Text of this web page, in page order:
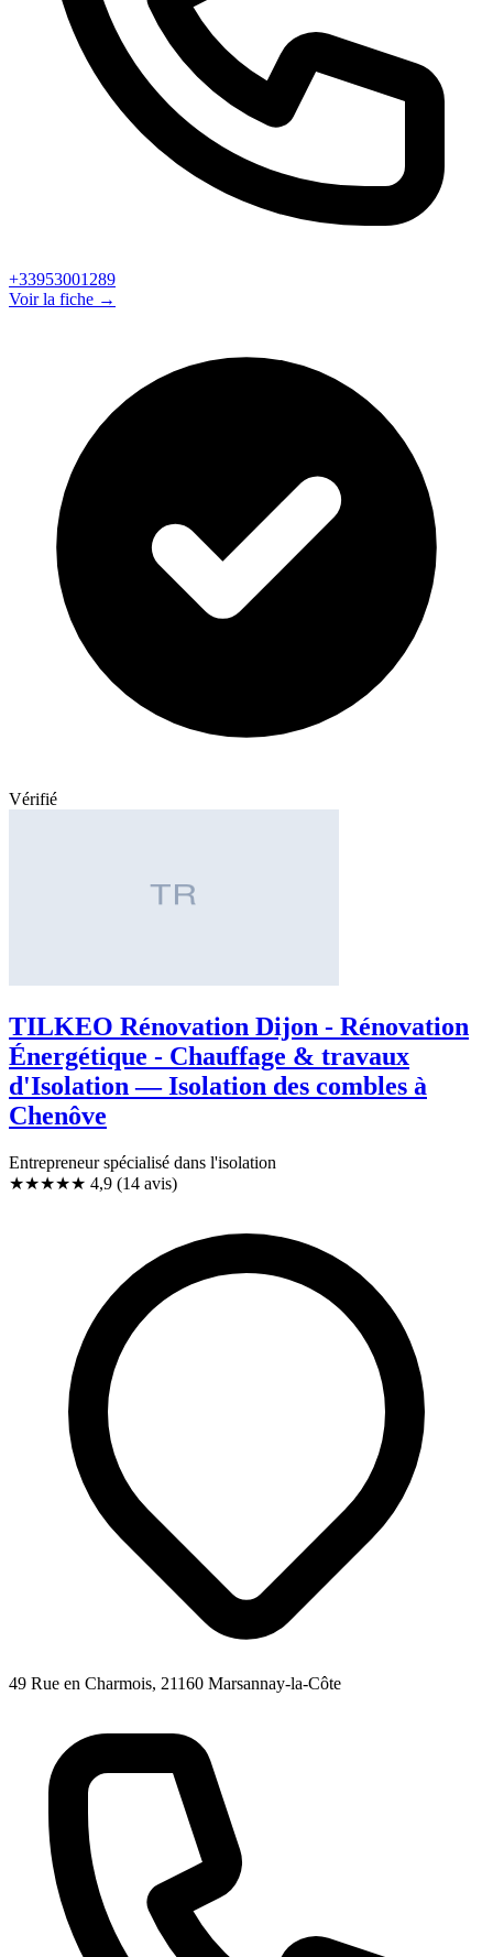
+33953001289
Voir la fiche →
Vérifié
TILKEO Rénovation Dijon - Rénovation
Énergétique - Chauffage & travaux
d'Isolation — Isolation des combles à
Chenôve
Entrepreneur spécialisé dans l'isolation
★★★★★ 4,9 (14 avis)
49 Rue en Charmois, 21160 Marsannay-la-Côte